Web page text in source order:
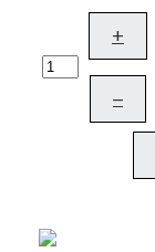
+
–